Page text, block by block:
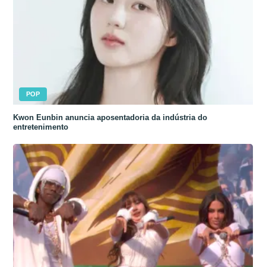
POP
Kwon Eunbin anuncia aposentadoria da indústria do
entretenimento